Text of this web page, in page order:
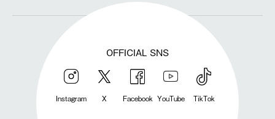
OFFICIAL SNS
Instagram X Facebook YouTube TikTok